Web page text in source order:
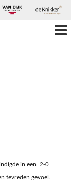
in een 2-0
tevreden gevoel.